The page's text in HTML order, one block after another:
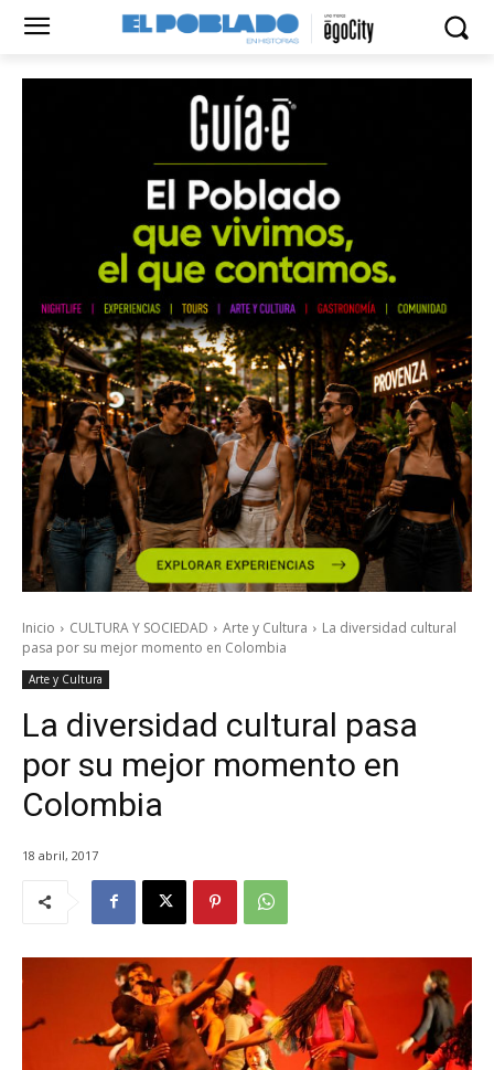
Inicio CULTURA Y SOCIEDAD Arte y Cultura
La diversidad cultural
pasa por su mejor momento en Colombia
Arte y Cultura
La diversidad cultural pasa
por su mejor momento en
Colombia
18 abril, 2017